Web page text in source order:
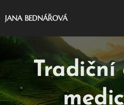
JANA BEDNÁŘOVÁ
Tradiční